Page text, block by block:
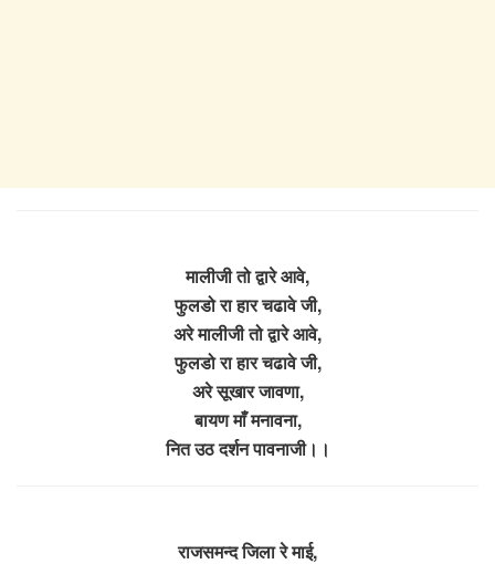
मालीजी तो द्वारे आवे,
फुलडो रा हार चढावे जी,
अरे मालीजी तो द्वारे आवे,
फुलडो रा हार चढावे जी,
अरे सूखार जावणा,
बायण माँ मनावना,
नित उठ दर्शन पावनाजी।।
राजसमन्द जिला रे माई,